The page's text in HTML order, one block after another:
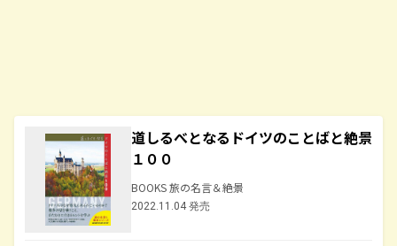
道しるべとなるドイツのことばと絶景
１００
BOOKS 旅の名言＆絶景
2022.11.04 発売